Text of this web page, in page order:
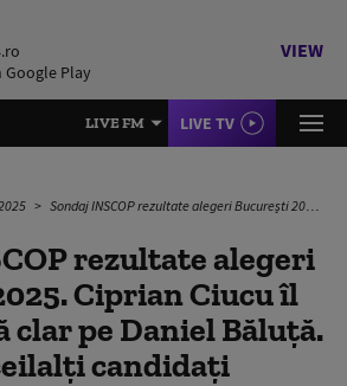
Google Play
VIEW
LIVE FM LIVE TV
Sondaj INSCOP rezultate alegeri București 2025. Ciprian Ciucu îl devansează clar pe Daniel Băluță. Cum stau ceilalți candidați
rezultate alegeri
Ciprian Ciucu îl
clar pe Daniel Băluță.
candidați